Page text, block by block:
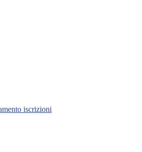
iscrizioni